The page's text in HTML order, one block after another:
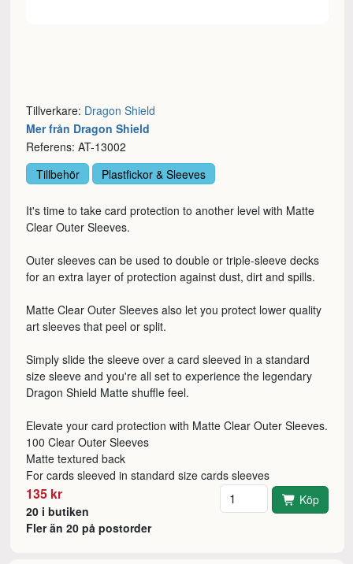
Tillverkare: Dragon Shield
Mer från Dragon Shield
Referens: AT-13002
Tillbehör
Plastfickor & Sleeves
It's time to take card protection to another level with Matte
Clear Outer Sleeves.
Outer sleeves can be used to double or triple-sleeve decks
for an extra layer of protection against dust, dirt and spills.
Matte Clear Outer Sleeves also let you protect lower quality
art sleeves that peel or split.
Simply slide the sleeve over a card sleeved in a standard
size sleeve and you're all set to experience the legendary
Dragon Shield Matte shuffle feel.
Elevate your card protection with Matte Clear Outer Sleeves.
100 Clear Outer Sleeves
Matte textured back
For cards sleeved in standard size cards sleeves
135 kr
20 i butiken
Fler än 20 på postorder
Antal Köp